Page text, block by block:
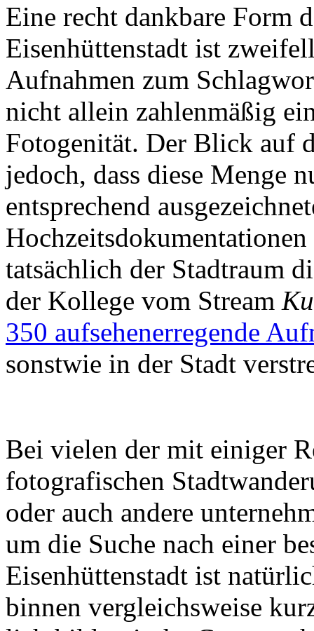
Eine recht dankbare Form
Eisenhüttenstadt ist
Aufnahmen zum
nicht allein zahlenmäßig
Fotogenität. Der Blick auf
jedoch, dass diese Menge
entsprechend
tatsächlich der Stadtraum
der Kollege vom Stream
350 aufsehenerregende
sonstwie in der Stadt
Bei vielen der mit einiger
fotografischen
oder auch andere
um die Suche nach einer
Eisenhüttenstadt ist
binnen vergleichsweise